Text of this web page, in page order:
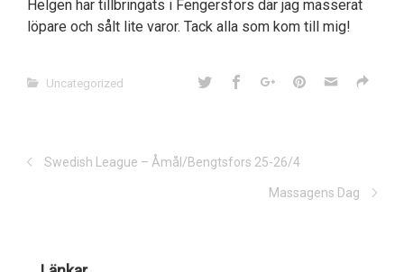
Helgen har tillbringats i Fengersfors där jag masserat
löpare och sålt lite varor. Tack alla som kom till mig!
Uncategorized
Swedish League – Åmål/Bengtsfors 25-26/4
Massagens Dag